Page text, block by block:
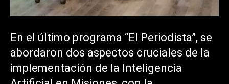
En el último programa “El Periodista”, se
abordaron dos aspectos cruciales de la
implementación de la Inteligencia